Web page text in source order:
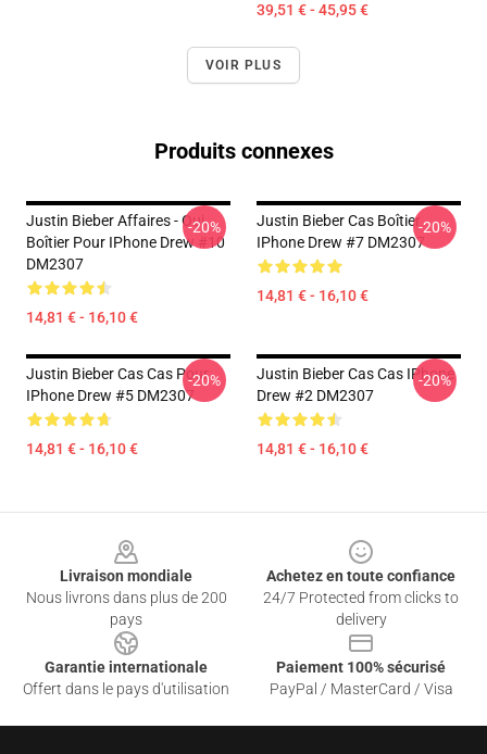
39,51 € - 45,95 €
VOIR PLUS
Produits connexes
Justin Bieber Affaires - Oui.
Boîtier Pour IPhone Drew #10
DM2307
14,81 € - 16,10 €
-20%
Justin Bieber Cas Boîtier
IPhone Drew #7 DM2307
14,81 € - 16,10 €
-20%
Justin Bieber Cas Cas Pour
IPhone Drew #5 DM2307
14,81 € - 16,10 €
-20%
Justin Bieber Cas Cas IPhone
Drew #2 DM2307
14,81 € - 16,10 €
-20%
Livraison mondiale
Nous livrons dans plus de 200
pays
Achetez en toute confiance
24/7 Protected from clicks to
delivery
Garantie internationale
Offert dans le pays d'utilisation
Paiement 100% sécurisé
PayPal / MasterCard / Visa